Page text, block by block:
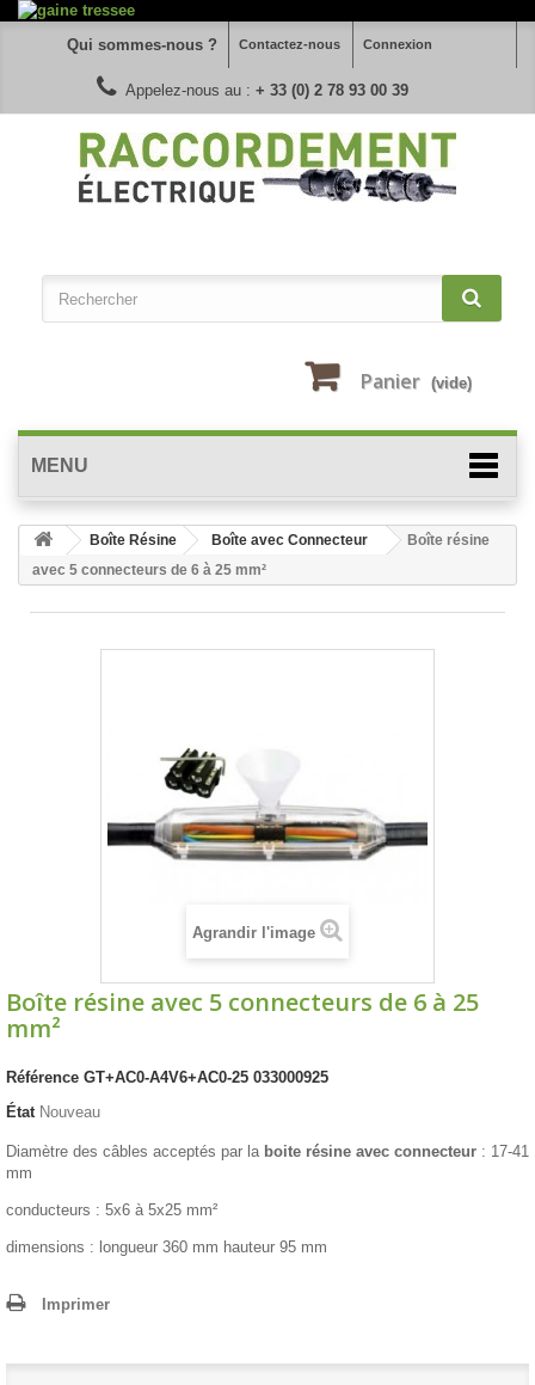
Connexion
Contactez-nous
Qui sommes-nous ?
Appelez-nous au : + 33 (0) 2 78 93 00 39
Panier (vide)
MENU
Boîte Résine Boîte avec Connecteur
Boîte résine
avec 5 connecteurs de 6 à 25 mm²
Agrandir l'image
Boîte résine avec 5 connecteurs de 6 à 25
mm²
Référence GT+AC0-A4V6+AC0-25 033000925
État Nouveau
Diamètre des câbles acceptés par la boite résine avec connecteur : 17-41
mm
conducteurs : 5x6 à 5x25 mm²
dimensions : longueur 360 mm hauteur 95 mm
Imprimer